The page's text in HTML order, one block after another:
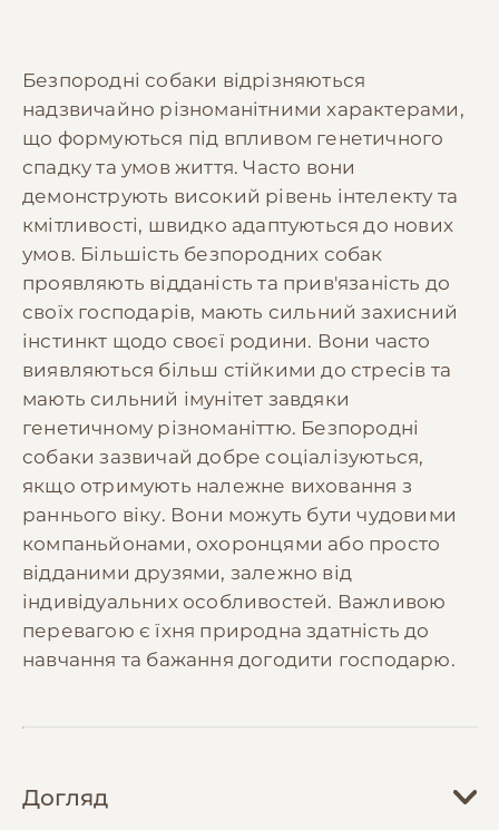
Безпородні собаки відрізняються
надзвичайно різноманітними характерами,
що формуються під впливом генетичного
спадку та умов життя. Часто вони
демонструють високий рівень інтелекту та
кмітливості, швидко адаптуються до нових
умов. Більшість безпородних собак
проявляють відданість та прив'язаність до
своїх господарів, мають сильний захисний
інстинкт щодо своєї родини. Вони часто
виявляються більш стійкими до стресів та
мають сильний імунітет завдяки
генетичному різноманіттю. Безпородні
собаки зазвичай добре соціалізуються,
якщо отримують належне виховання з
раннього віку. Вони можуть бути чудовими
компаньйонами, охоронцями або просто
відданими друзями, залежно від
індивідуальних особливостей. Важливою
перевагою є їхня природна здатність до
навчання та бажання догодити господарю.
Догляд